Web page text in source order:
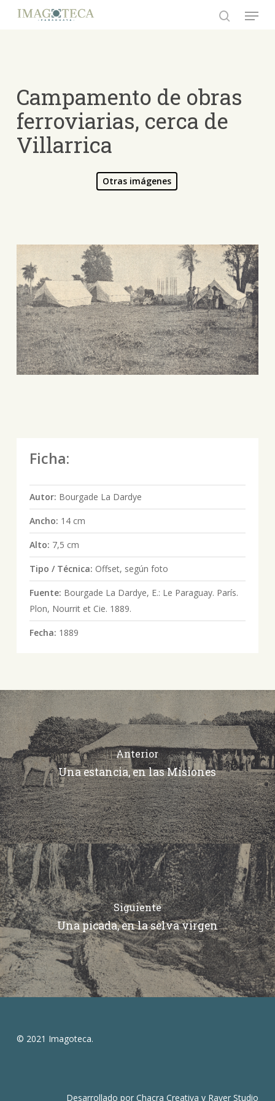
Menu
Campamento de obras
ferroviarias, cerca de
Villarrica
Otras imágenes
Ficha:
Autor: Bourgade La Dardye
Ancho: 14 cm
Alto: 7,5 cm
Tipo / Técnica: Offset, según foto
Fuente: Bourgade La Dardye, E.: Le Paraguay. París.
Plon, Nourrit et Cie. 1889.
Fecha: 1889
Anterior
Una estancia, en las Misiones
Siguiente
Una picada, en la selva virgen
© 2021 Imagoteca.
Desarrollado porChacra Creativa y Raver Studio